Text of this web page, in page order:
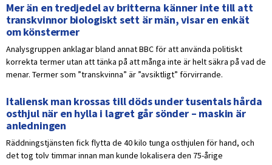
Mer än en tredjedel av britterna känner inte till att
transkvinnor biologiskt sett är män, visar en enkät
om könstermer
Analysgruppen anklagar bland annat BBC för att använda politiskt
korrekta termer utan att tänka på att många inte är helt säkra på vad de
menar. Termer som ”transkvinna” är ”avsiktligt” förvirrande.
Italiensk man krossas till döds under tusentals hårda
osthjul när en hylla i lagret går sönder – maskin är
anledningen
Räddningstjänsten fick flytta de 40 kilo tunga osthjulen för hand, och
det tog tolv timmar innan man kunde lokalisera den 75-årige